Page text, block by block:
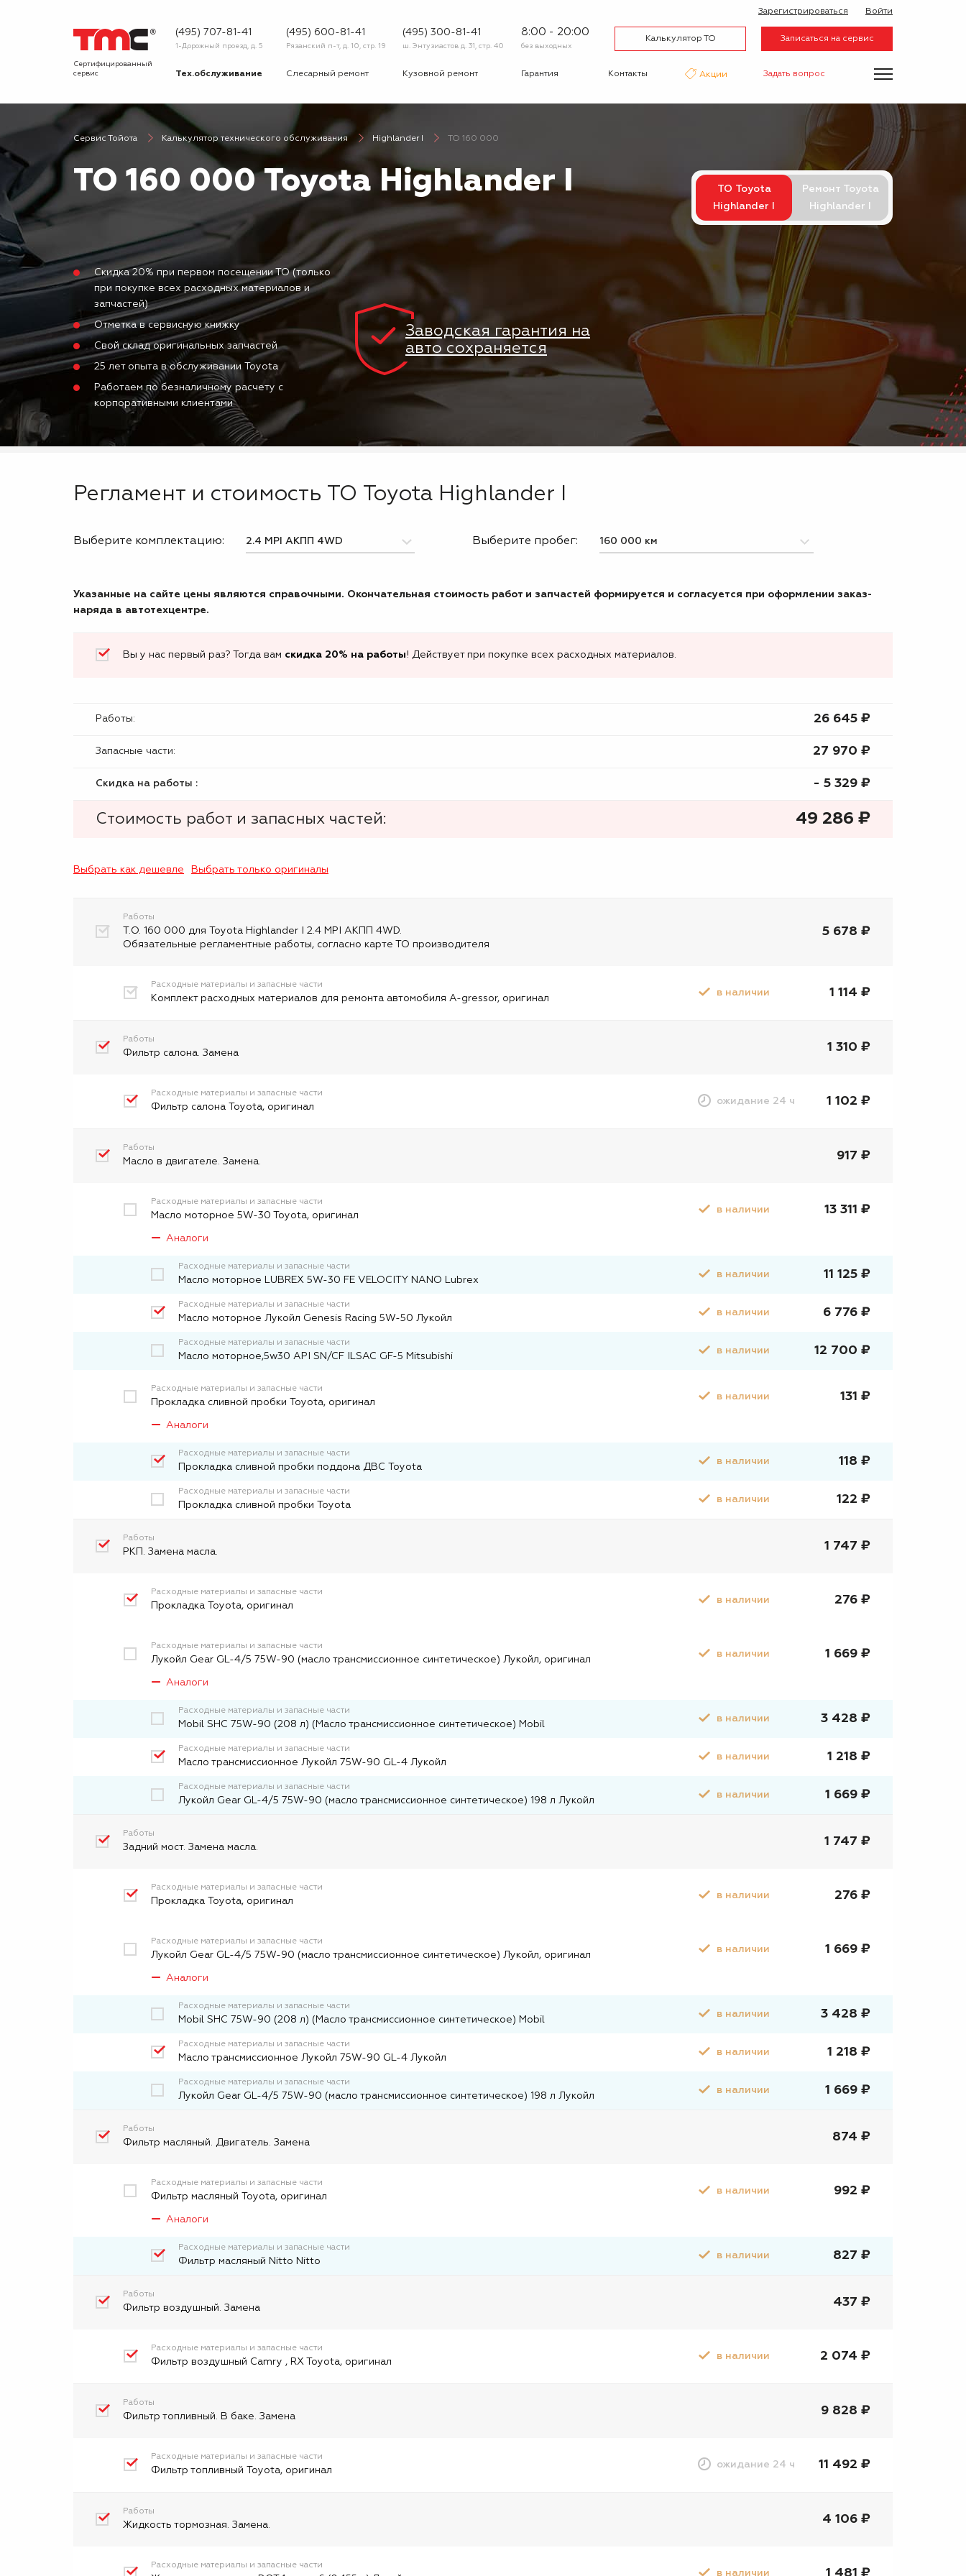
Сертифицированный
сервис
(495) 707-81-41
1-Дорожный проезд, д. 5
(495) 600-81-41
Рязанский п-т, д. 10, стр. 19
(495) 300-81-41
ш. Энтузиастов д. 31, стр. 40
8:00 - 20:00
без выходных
Калькулятор ТО Записаться на сервис
Зарегистрироваться Войти
Тех.обслуживание Слесарный ремонт Кузовной ремонт Гарантия Контакты Акции Задать вопрос
О сервисе Вопрос-ответ
Новости Галерея Вакансии Отзывы
Сервис Тойота Калькулятор технического обслуживания Highlander I ТО 160 000
ТО 160 000 Toyota Highlander I
ТО Toyota
Highlander I
Ремонт Toyota
Highlander I
Скидка 20% при первом посещении ТО (только
при покупке всех расходных материалов и
запчастей)
Отметка в сервисную книжку
Свой склад оригинальных запчастей
25 лет опыта в обслуживании Toyota
Работаем по безналичному расчету с
корпоративными клиентами
Заводская гарантия на
авто сохраняется
Регламент и стоимость ТО Toyota Highlander I
Выберите комплектацию: Выберите пробег:
Указанные на сайте цены являются справочными. Окончательная стоимость работ и запчастей формируется и согласуется при оформлении заказ-
наряда в автотехцентре.
Вы у нас первый раз? Тогда вам скидка 20% на работы! Действует при покупке всех расходных материалов.
Работы: 26 645 ₷
Запасные части: 27 970 ₷
Скидка на работы : - 5 329 ₷
Стоимость работ и запасных частей: 49 286 ₷
Выбрать как дешевле Выбрать только оригиналы
Работы
Т.О. 160 000 для Toyota Highlander I 2.4 MPI АКПП 4WD.
Обязательные регламентные работы, согласно карте ТО производителя
5 678 ₽
Расходные материалы и запасные части
Комплект расходных материалов для ремонта автомобиля A-gressor, оригинал
в наличии 1 114 ₽
Работы
Фильтр салона. Замена 1 310 ₽
Расходные материалы и запасные части
Фильтр салона Toyota, оригинал
ожидание 24 ч 1 102 ₽
Работы
Масло в двигателе. Замена. 917 ₽
Расходные материалы и запасные части
Масло моторное 5W-30 Toyota, оригинал
в наличии 13 311 ₽
Аналоги
Расходные материалы и запасные части
Масло моторное LUBREX 5W-30 FE VELOCITY NANO Lubrex
в наличии 11 125 ₽
Расходные материалы и запасные части
Масло моторное Лукойл Genesis Racing 5W-50 Лукойл
в наличии 6 776 ₽
Расходные материалы и запасные части
Масло моторное,5w30 API SN/CF ILSAC GF-5 Mitsubishi
в наличии 12 700 ₽
Расходные материалы и запасные части
Прокладка сливной пробки Toyota, оригинал
в наличии 131 ₽
Аналоги
Расходные материалы и запасные части
Прокладка сливной пробки поддона ДВС Toyota
в наличии 118 ₽
Расходные материалы и запасные части
Прокладка сливной пробки Toyota
в наличии 122 ₽
Работы
РКП. Замена масла. 1 747 ₽
Расходные материалы и запасные части
Прокладка Toyota, оригинал
в наличии 276 ₽
Расходные материалы и запасные части
Лукойл Gear GL-4/5 75W-90 (масло трансмиссионное синтетическое) Лукойл, оригинал
в наличии 1 669 ₽
Аналоги
Расходные материалы и запасные части
Mobil SHC 75W-90 (208 л) (Масло трансмиссионное синтетическое) Mobil
в наличии 3 428 ₽
Расходные материалы и запасные части
Масло трансмиссионное Лукойл 75W-90 GL-4 Лукойл
в наличии 1 218 ₽
Расходные материалы и запасные части
Лукойл Gear GL-4/5 75W-90 (масло трансмиссионное синтетическое) 198 л Лукойл
в наличии 1 669 ₽
Работы
Задний мост. Замена масла. 1 747 ₽
Расходные материалы и запасные части
Прокладка Toyota, оригинал
в наличии 276 ₽
Расходные материалы и запасные части
Лукойл Gear GL-4/5 75W-90 (масло трансмиссионное синтетическое) Лукойл, оригинал
в наличии 1 669 ₽
Аналоги
Расходные материалы и запасные части
Mobil SHC 75W-90 (208 л) (Масло трансмиссионное синтетическое) Mobil
в наличии 3 428 ₽
Расходные материалы и запасные части
Масло трансмиссионное Лукойл 75W-90 GL-4 Лукойл
в наличии 1 218 ₽
Расходные материалы и запасные части
Лукойл Gear GL-4/5 75W-90 (масло трансмиссионное синтетическое) 198 л Лукойл
в наличии 1 669 ₽
Работы
Фильтр масляный. Двигатель. Замена 874 ₽
Расходные материалы и запасные части
Фильтр масляный Toyota, оригинал
в наличии 992 ₽
Аналоги
Расходные материалы и запасные части
Фильтр масляный Nitto Nitto
в наличии 827 ₽
Работы
Фильтр воздушный. Замена 437 ₽
Расходные материалы и запасные части
Фильтр воздушный Camry , RX Toyota, оригинал
в наличии 2 074 ₽
Работы
Фильтр топливный. В баке. Замена 9 828 ₽
Расходные материалы и запасные части
Фильтр топливный Toyota, оригинал
ожидание 24 ч 11 492 ₽
Работы
Жидкость тормозная. Замена. 4 106 ₽
Расходные материалы и запасные части
в наличии 1 481 ₽